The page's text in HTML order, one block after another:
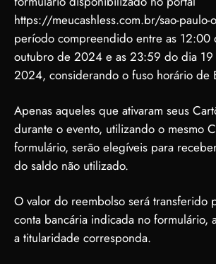
https://meucashless.com.br/sao-
período compreendido entre as 12:00
outubro de 2024 e as 23:59 do dia
2024, considerando o fuso horário de
Apenas aqueles que ativaram seus
durante o evento, utilizando o mesmo
formulário, serão elegíveis para
do saldo não utilizado.
O valor do reembolso será transferido
conta bancária indicada no formulário,
a titularidade corresponda.